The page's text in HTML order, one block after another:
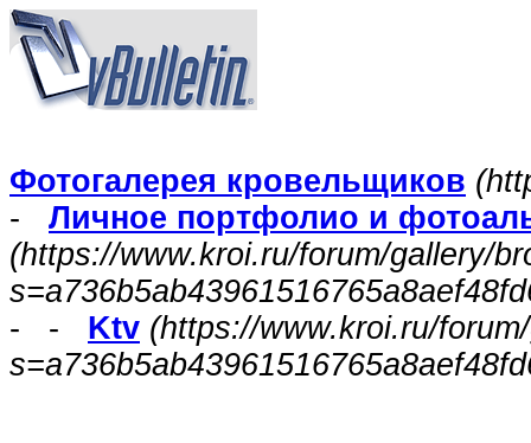
Фотогалерея кровельщиков
- Личное портфолио и
(https://www.kroi.ru/forum/gallery/
- - Ktv (https://www.kroi.ru/